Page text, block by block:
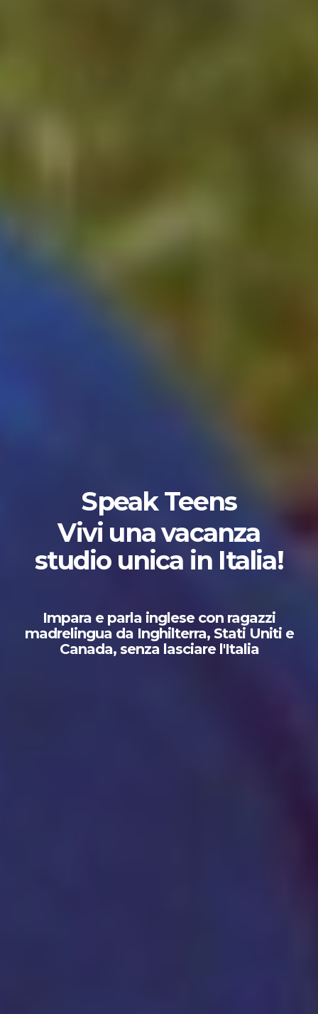
Speak Teens
Vivi una vacanza
studio unica in Italia!
Impara e parla inglese con ragazzi
madrelingua da Inghilterra, Stati Uniti e
Canada, senza lasciare l'Italia